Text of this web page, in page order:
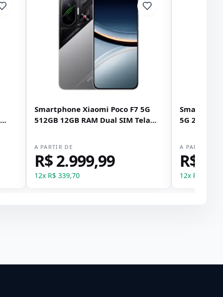
Smartphone Xiaomi Poco F7 5G
512GB 12GB RAM Dual SIM Tela
A PARTIR DE
R$ 2.999,99
12x R$ 339,70
5G 256GB
A PARTIR DE
R$
12x R$